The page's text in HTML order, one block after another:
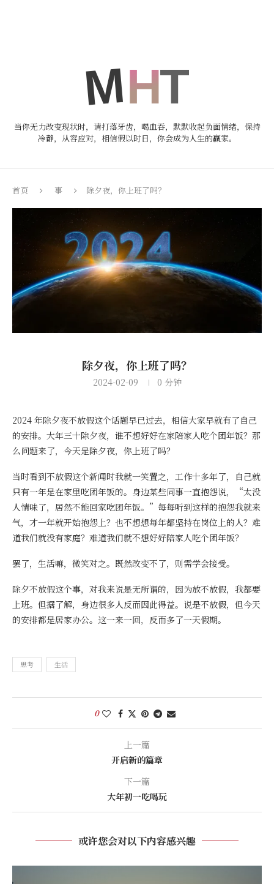
当你无力改变现状时，请打落牙齿，喝血吞，默默收起负面情绪，保持
冷静，从容应对，相信假以时日，你会成为人生的赢家。
首页 事 除夕夜，你上班了吗？
除夕夜，你上班了吗？
2024-02-09 0 分钟
2024 年除夕夜不放假这个话题早已过去，相信大家早就有了自己
的安排。大年三十除夕夜，谁不想好好在家陪家人吃个团年饭？那
么问题来了，今天是除夕夜，你上班了吗？
当时看到不放假这个新闻时我就一笑置之，工作十多年了，自己就
只有一年是在家里吃团年饭的。身边某些同事一直抱怨说，“太没
人情味了，居然不能回家吃团年饭。”每每听到这样的抱怨我就来
气，才一年就开始抱怨上？也不想想每年都坚持在岗位上的人？难
道我们就没有家庭？难道我们就不想好好陪家人吃个团年饭？
罢了，生活嘛，微笑对之。既然改变不了，则需学会接受。
除夕不放假这个事，对我来说是无所谓的，因为放不放假，我都要
上班。但据了解，身边很多人反而因此得益。说是不放假，但今天
的安排都是居家办公。这一来一回，反而多了一天假期。
思考 生活
0
上一篇
开启新的篇章
下一篇
大年初一吃喝玩
或许您会对以下内容感兴趣